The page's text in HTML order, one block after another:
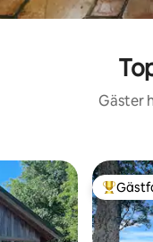
Gäster
Populär